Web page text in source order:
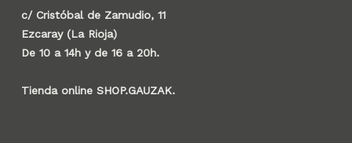
c/ Cristóbal de Zamudio, 11
Ezcaray (La Rioja)
De 10 a 14h y de 16 a 20h.
Tienda online SHOP.GAUZAK.